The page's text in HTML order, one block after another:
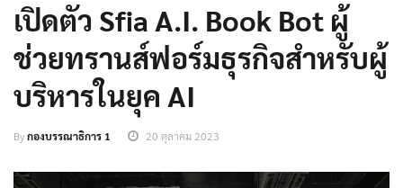
เปิดตัว Sfia A.I. Book Bot ผู้
ช่วยทรานส์ฟอร์มธุรกิจสำหรับผู้
บริหารในยุค AI
Byกองบรรณาธิการ 1 20 ตุลาคม 2023